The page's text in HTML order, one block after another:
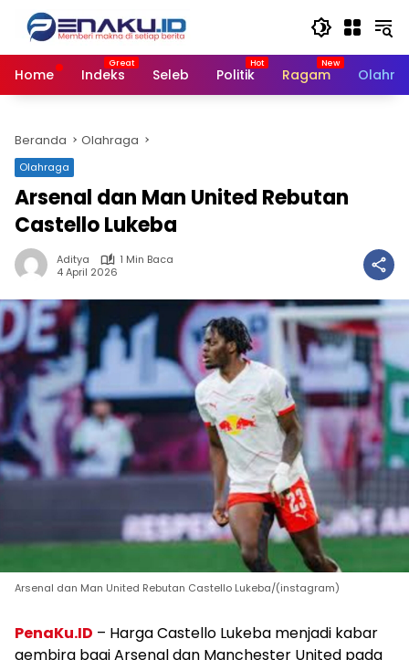
Langsung
konten
Home
Indeks Seleb Politik Ragam
Beranda Olahraga
Olahraga
Arsenal dan Man United Rebutan
Castello Lukeba
Aditya
1 Min Baca
4 April 2026
Arsenal dan Man United Rebutan Castello Lukeba/(instagram)
PenaKu.ID – Harga Castello Lukeba menjadi kabar
gembira bagi Arsenal dan Manchester United pada